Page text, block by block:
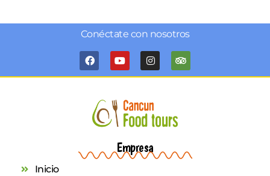
Conéctate con nosotros
Empresa
Inicio